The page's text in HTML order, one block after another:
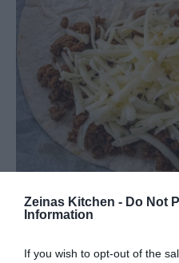
Zeinas Kitchen - Do Not
Information
If you wish to opt-out of the